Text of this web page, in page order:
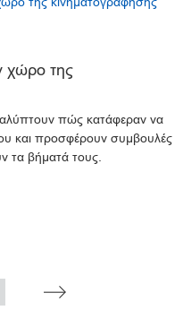
χώρο της
πώς κατάφεραν να
και προσφέρουν συμβουλές
τα βήματά τους.